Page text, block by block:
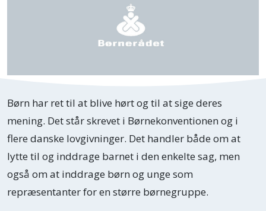
Børn har ret til at blive hørt og til at sige deres
mening. Det står skrevet i Børnekonventionen og i
flere danske lovgivninger. Det handler både om at
lytte til og inddrage barnet i den enkelte sag, men
også om at inddrage børn og unge som
repræsentanter for en større børnegruppe.